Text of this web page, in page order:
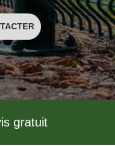
gratuit